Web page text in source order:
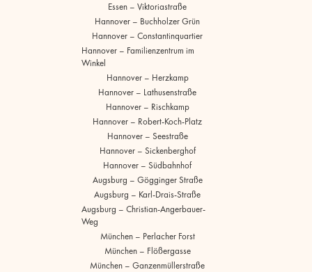
Essen – Viktoriastraße
Hannover – Buchholzer Grün
Hannover – Constantinquartier
Hannover – Familienzentrum im
Winkel
Hannover – Herzkamp
Hannover – Lathusenstraße
Hannover – Rischkamp
Hannover – Robert-Koch-Platz
Hannover – Seestraße
Hannover – Sickenberghof
Hannover – Südbahnhof
Augsburg – Gögginger Straße
Augsburg – Karl-Drais-Straße
Augsburg – Christian-Angerbauer-
Weg
München – Perlacher Forst
München – Flößergasse
München – Ganzenmüllerstraße